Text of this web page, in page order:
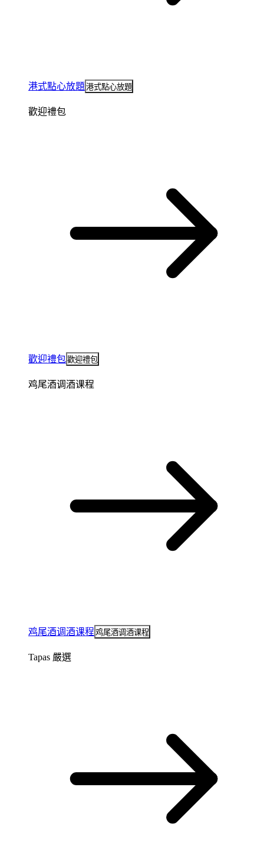
港式點心放題 港式點心放題
歡迎禮包
歡迎禮包歡迎禮包
鸡尾酒调酒课程
鸡尾酒调酒课程 鸡尾酒调酒课程
Tapas 嚴選